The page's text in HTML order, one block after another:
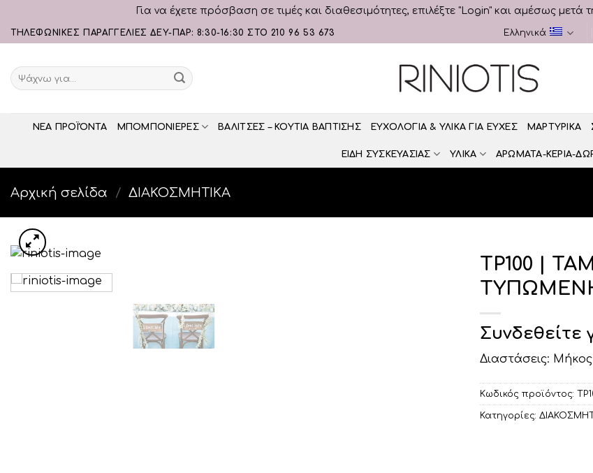
Για να έχετε πρόσβαση σε τιμές και διαθεσιμότητες, επιλέξτε "Login" και αμέσως μετά
Skip
to
content
ΤΗΛΕΦΩΝΙΚΕΣ ΠΑΡΑΓΓΕΛΙΕΣ ΔΕΥ-ΠΑΡ: 8:30-16:30 ΣΤΟ 210 96 53 673 Ελληνικά
Αναζήτηση
για:
ΝΕΑ ΠΡΟΪΌΝΤΑ ΜΠΟΜΠΟΝΙΕΡΕΣ ΒΑΛΙΤΣΕΣ – ΚΟΥΤΙΑ ΒΑΠΤΙΣΗΣ ΕΥΧΟΛΟΓΙΑ & ΥΛΙΚΑ ΓΙΑ ΕΥΧΕΣ ΜΑΡΤΥΡΙΚΑ
ΕΙΔΗ ΣΥΣΚΕΥΑΣΙΑΣ ΥΛΙΚΑ ΑΡΩΜΑΤΑ-ΚΕΡΙΑ-
Αρχική σελίδα / ΔΙΑΚΟΣΜΗΤΙΚA
ΤΡ100 |
ΤΥΠΩΜΕΝΗ
Συνδεθείτε
Διαστάσεις:
Κωδικός προϊόντος:
Κατηγορίες: